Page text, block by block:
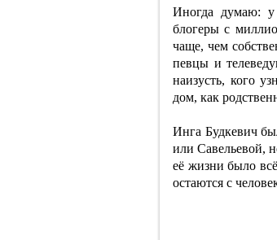
Иногда думаю: у
блогеры с
чаще, чем
певцы и
наизусть, кого
дом, как
Инга Будкевич
или Савельевой,
её жизни было
остаются с